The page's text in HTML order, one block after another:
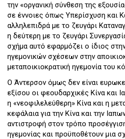
την «οργανική σύνθεση της
σε έννοιες όπως Υπερίσχυση και
αλληλεπιδρά με το ζευγάρι
η δεύτερη με το ζευγάρι
σχήμα αυτό εφαρμόζει ο ίδιος
ηγεμονικών σχέσεων στην
μεταποικιοκρατική ηγεμονία του
Ο Άντερσον όμως δεν είναι
εξίσου οι φεουδαρχικές Κίνα και
η «νεοφιλελεύθερη» Κίνα και η
κεφάλαια για την Κίνα και την
αντιστροφή στον τρόπο
ηγεμονίας και προϋποθέτουν μια